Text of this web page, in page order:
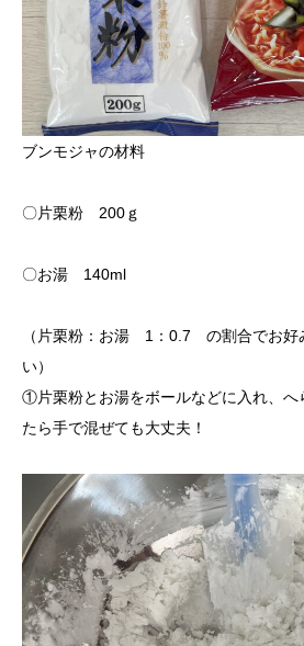
ブンモジャの材料
〇片栗粉 200ｇ
〇お湯 140ml
（片栗粉：お湯 1：0.7 の割合でお好
い）
①片栗粉とお湯をボールなどに入れ、へ
たら手で混ぜても大丈夫！